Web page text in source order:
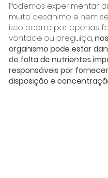
Podemos experimentar
muito desânimo e nem
isso ocorre por apenas
vontade ou preguiça,
organismo pode estar
de falta de nutrientes
responsáveis por
disposição e